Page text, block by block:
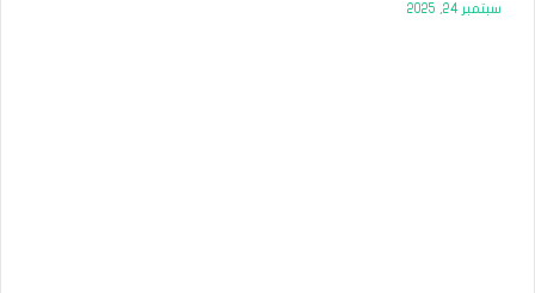
سبتمبر 24, 2025